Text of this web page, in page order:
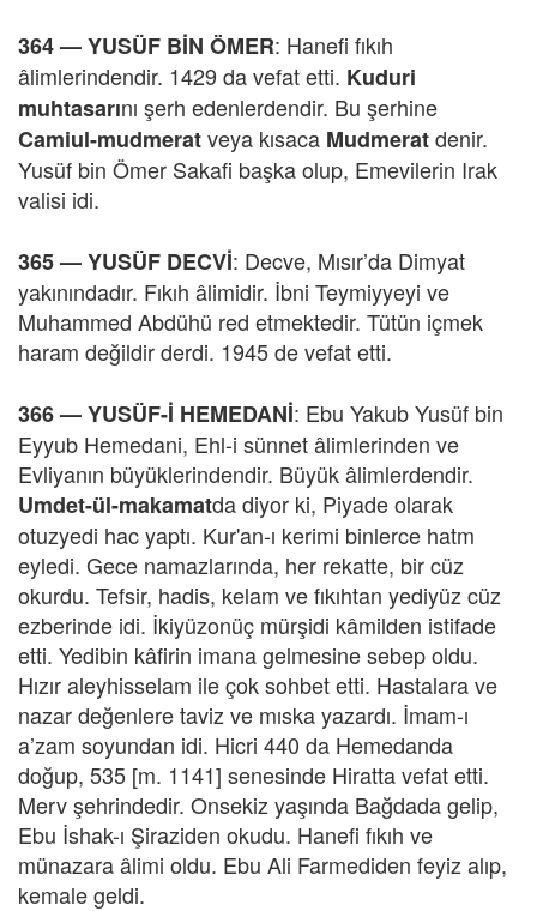
364 —YUSÜF BİN ÖMER: Hanefi fıkıh
âlimlerindendir. 1429 da vefat etti. Kuduri
muhtasarını şerh edenlerdendir. Bu şerhine
Camiul-mudmeratveya kısaca Mudmeratdenir.
Yusüf bin Ömer Sakafi başka olup, Emevilerin Irak
valisi idi.
365 —YUSÜF DECVİ: Decve, Mısır’da Dimyat
yakınındadır. Fıkıh âlimidir. İbni Teymiyyeyi ve
Muhammed Abdühü red etmektedir. Tütün içmek
haram değildir derdi. 1945 de vefat etti.
366 —YUSÜF-İ HEMEDANİ: Ebu Yakub Yusüf bin
Eyyub Hemedani, Ehl-i sünnet âlimlerinden ve
Evliyanın büyüklerindendir. Büyük âlimlerdendir.
Umdet-ül-makamatda diyor ki, Piyade olarak
otuzyedi hac yaptı. Kur'an-ı kerimi binlerce hatm
eyledi. Gece namazlarında, her rekatte, bir cüz
okurdu. Tefsir, hadis, kelam ve fıkıhtan yediyüz cüz
ezberinde idi. İkiyüzonüç mürşidi kâmilden istifade
etti. Yedibin kâfirin imana gelmesine sebep oldu.
Hızır aleyhisselam ile çok sohbet etti. Hastalara ve
nazar değenlere taviz ve mıska yazardı. İmam-ı
a’zam soyundan idi. Hicri 440 da Hemedanda
doğup, 535 [m. 1141] senesinde Hiratta vefat etti.
Merv şehrindedir. Onsekiz yaşında Bağdada gelip,
Ebu İshak-ı Şiraziden okudu. Hanefi fıkıh ve
münazara âlimi oldu. Ebu Ali Farmediden feyiz alıp,
kemale geldi.